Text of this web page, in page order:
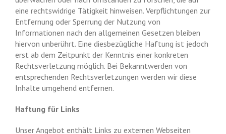
eine rechtswidrige Tätigkeit hinweisen. Verpflichtungen zur
Entfernung oder Sperrung der Nutzung von
Informationen nach den allgemeinen Gesetzen bleiben
hiervon unberührt. Eine diesbezügliche Haftung ist jedoch
erst ab dem Zeitpunkt der Kenntnis einer konkreten
Rechtsverletzung möglich. Bei Bekanntwerden von
entsprechenden Rechtsverletzungen werden wir diese
Inhalte umgehend entfernen.
Haftung für Links
Unser Angebot enthält Links zu externen Webseiten